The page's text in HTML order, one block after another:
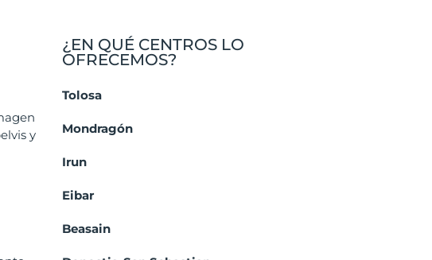
y
¿EN QUÉ CENTROS LO
OFRECEMOS?
Tolosa
Mondragón
Irun
Eibar
Beasain